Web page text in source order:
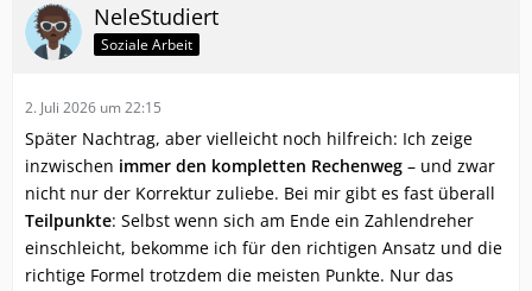
NeleStudiert
Soziale Arbeit
2. Juli 2026 um 22:15
Später Nachtrag, aber vielleicht noch hilfreich: Ich zeige
inzwischen immer den kompletten Rechenweg – und zwar
nicht nur der Korrektur zuliebe. Bei mir gibt es fast überall
Teilpunkte: Selbst wenn sich am Ende ein Zahlendreher
einschleicht, bekomme ich für den richtigen Ansatz und die
richtige Formel trotzdem die meisten Punkte. Nur das